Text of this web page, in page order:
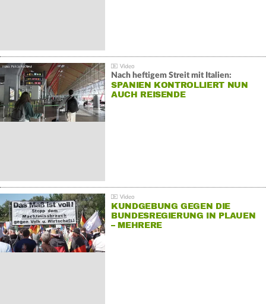
Nach heftigem Streit mit Italien:
SPANIEN KONTROLLIERT NUN
AUCH REISENDE
KUNDGEBUNG GEGEN DIE
BUNDESREGIERUNG IN PLAUEN
– MEHRERE